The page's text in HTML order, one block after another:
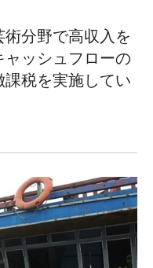
分野で高収入を
ッシュフローの
課税を実施してい